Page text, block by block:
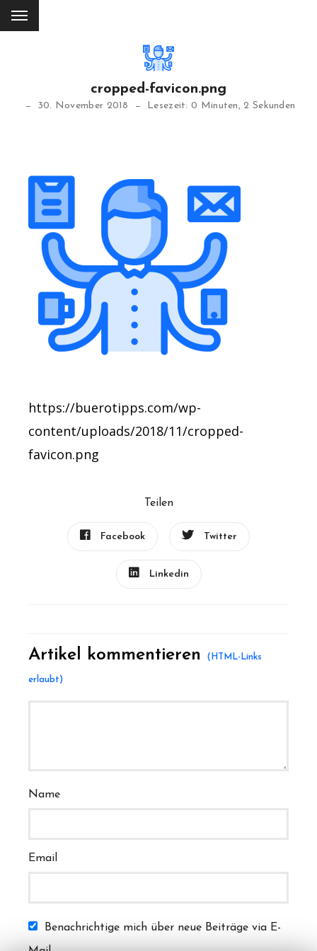
cropped-favicon.png
30. November 2018 Lesezeit: 0 Minuten, 2 Sekunden
https://buerotipps.com/wp-
content/uploads/2018/11/cropped-
favicon.png
Teilen
Facebook Twitter
Linkedin
Artikel kommentieren
Name
Email
Benachrichtige mich über neue Beiträge via E-